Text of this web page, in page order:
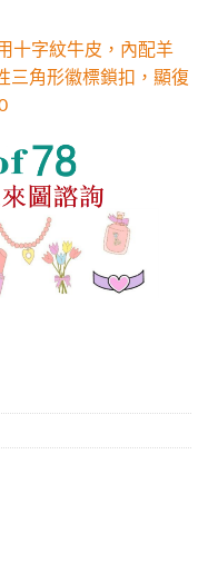
十字紋牛皮，內配羊
三角形徽標鎖扣，顯復
皮，內配羊皮，復古金色